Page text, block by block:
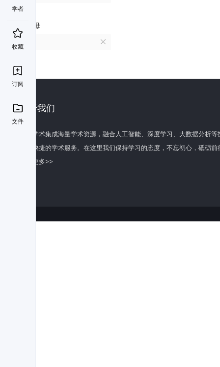
学者
收藏
订阅
文件
首字母
关于我们
百度学术集成海量学术资源，融合人工智能、深度学习、大数据分析
全面快捷的学术服务。在这里我们保持学习的态度，不忘初心，砥砺前
了解更多>>